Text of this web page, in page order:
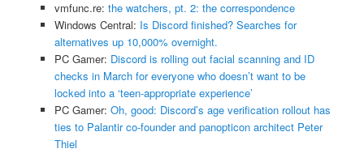
vmfunc.re: the watchers, pt. 2: the correspondence
Windows Central: Is Discord finished? Searches for
alternatives up 10,000% overnight.
PC Gamer: Discord is rolling out facial scanning and ID
checks in March for everyone who doesn’t want to be
locked into a ‘teen-appropriate experience’
PC Gamer: Oh, good: Discord’s age verification rollout has
ties to Palantir co-founder and panopticon architect Peter
Thiel